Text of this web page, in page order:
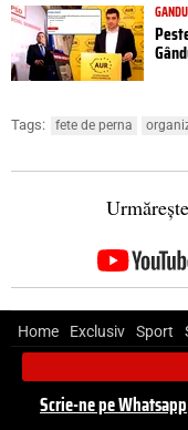
Tags: fete de perna
Home Exclusiv Sport
Scrie-ne pe Whatsapp